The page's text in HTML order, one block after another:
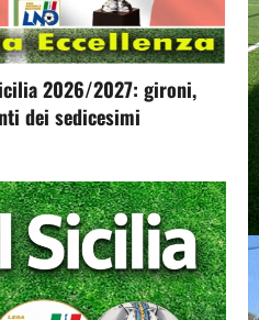
2026/2027: gironi,
dei sedicesimi